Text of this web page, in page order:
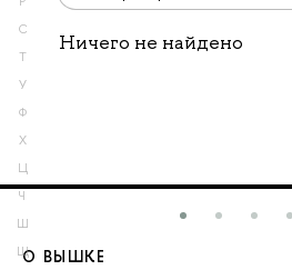
С
Т
У
Ф
Х
Ц
Ч
Ш
Щ
Ничего не найдено
О ВЫШКЕ